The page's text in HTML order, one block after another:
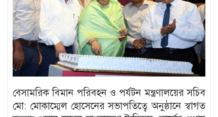
বেসামরিক বিমান পরিবহন ও পর্যটন মন্ত্রণালয়ের সচিব
মো: মোকাম্মেল হোসেনের সভাপতিত্বে অনুষ্ঠানে স্বাগত